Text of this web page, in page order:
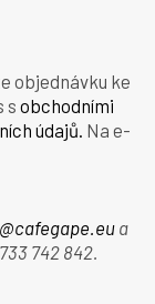
objednávku ke
s obchodními
údajů. Na e-
a
742 842.